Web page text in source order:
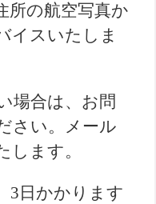
所の航空写真か
イスいたしま
場合は、お問
さい。メール
します。
3日かかります